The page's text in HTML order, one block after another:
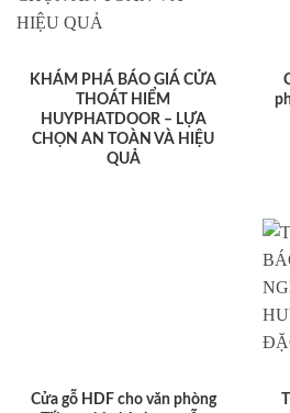
KHÁM PHÁ BÁO GIÁ CỬA
THOÁT HIỂM
HUYPHATDOOR – LỰA
CHỌN AN TOÀN VÀ HIỆU
QUẢ
Cửa gỗ HDF cho văn phòng